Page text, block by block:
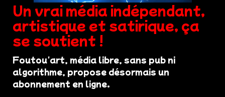
Un vrai média indépendant,
artistique et satirique, ça
se soutient !
Foutou'art, média libre, sans pub ni
algorithme, propose désormais un
abonnement en ligne.